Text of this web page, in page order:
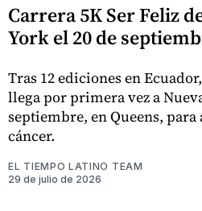
Carrera 5K Ser Feliz
York el 20 de
Tras 12 ediciones en
llega por primera vez a
septiembre, en Queens,
cáncer.
EL TIEMPO LATINO TEAM
29 de julio de 2026